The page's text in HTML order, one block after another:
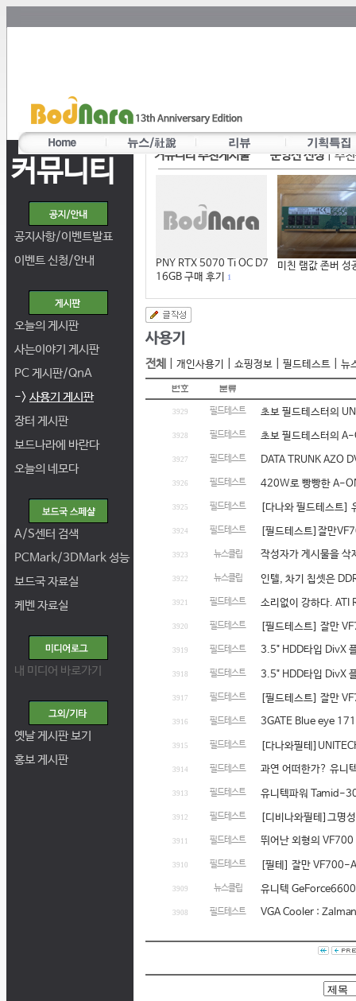
커뮤니티
공지사항/이벤트발표
이벤트 신청/안내
오늘의 게시판
사는이야기 게시판
PC 게시판/QnA
-> 사용기 게시판
장터 게시판
보드나라에 바란다
오늘의 네모다
A/S센터 검색
PCMark/3DMark 성능
보드국 자료실
케벤 자료실
내 미디어 바로가기
옛날 게시판 보기
홍보 게시판
커뮤니티 추천게시물 운영진 선정|추
PNY RTX 5070 Ti OC D7
16GB 구매 후기
1
미친 램값 존버 성
전체 개인사용기 쇼핑정보 필드테스트 뉴
3929 필드테스트 초보 필드테스터의
3928 필드테스트 초보 필드테스터의
3927 필드테스트 DATA TRUNK AZO
3926 필드테스트 420W로 빵빵한 A-
3925 필드테스트 [다나와 필드테스트
3924 필드테스트 [필드테스트]잘만
3923 뉴스클립 작성자가 게시물을 삭
3922 뉴스클립 인텔, 차기 칩셋은
3921 필드테스트 소리없이 강하다.
3920 필드테스트 [필드테스트] 잘만
3919 필드테스트 3.5" HDD타입 DivX
3918 필드테스트 3.5" HDD타입 DivX
3917 필드테스트 [필드테스트] 잘만
3916 필드테스트 3GATE Blue eye
3915 필드테스트 [다나와필테
3914 필드테스트 과연 어떠한가? 유니
3913 필드테스트 유니텍파워 Tamid-
3912 필드테스트 [디비나와필테]그명
3911 필드테스트 뛰어난 외형의 VF700
3910 필드테스트 [필테] 잘만 VF700-
3909 뉴스클립 유니텍
3908 필드테스트 VGA Cooler :